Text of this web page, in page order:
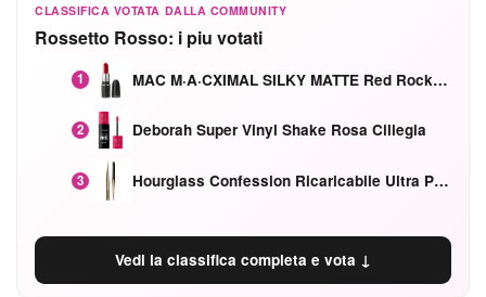
CLASSIFICA VOTATA DALLA COMMUNITY
Rossetto Rosso: i piu votati
1 MAC M·A·CXIMAL SILKY MATTE Red Rock mat
2 Deborah Super Vinyl Shake Rosa Ciliegia
3 Hourglass Confession Ricaricabile Ultra Preciso Ad Alta Intensità Secretly Classic Red
Vedi la classifica completa e vota ↓